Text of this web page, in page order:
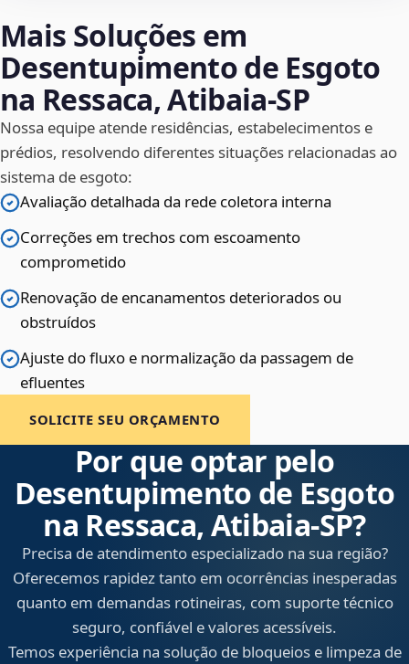
Mais Soluções em
Desentupimento de Esgoto
na Ressaca, Atibaia‑SP
Nossa equipe atende residências, estabelecimentos e
prédios, resolvendo diferentes situações relacionadas ao
sistema de esgoto:
Avaliação detalhada da rede coletora interna
Correções em trechos com escoamento
comprometido
Renovação de encanamentos deteriorados ou
obstruídos
Ajuste do fluxo e normalização da passagem de
efluentes
SOLICITE SEU ORÇAMENTO
Por que optar pelo
Desentupimento de Esgoto
na Ressaca, Atibaia‑SP?
Precisa de atendimento especializado na sua região?
Oferecemos rapidez tanto em ocorrências inesperadas
quanto em demandas rotineiras, com suporte técnico
seguro, confiável e valores acessíveis.
Temos experiência na solução de bloqueios e limpeza de